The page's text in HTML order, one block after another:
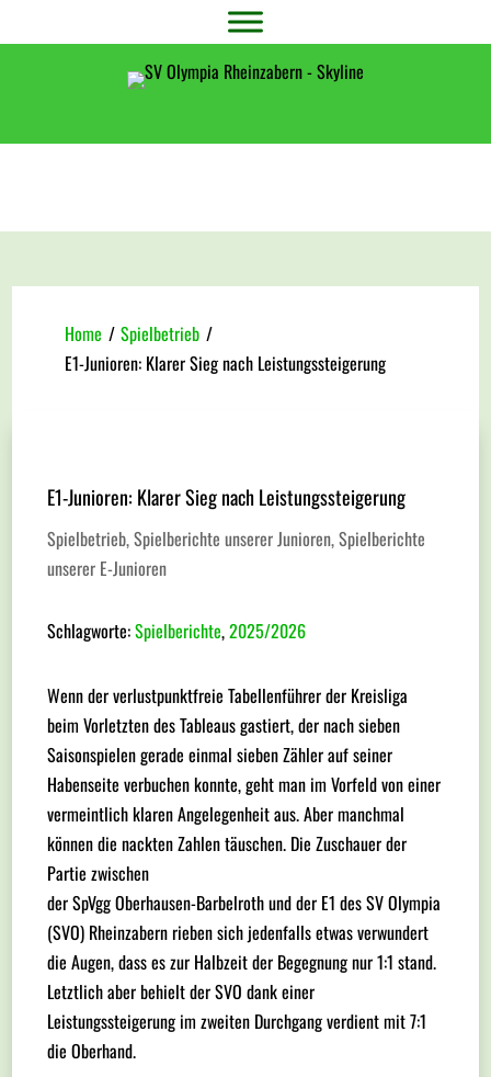
Home / Spielbetrieb /
E1-Junioren: Klarer Sieg nach Leistungssteigerung
E1-Junioren: Klarer Sieg nach Leistungssteigerung
Spielbetrieb,Spielberichte unserer Junioren,Spielberichte
unserer E-Junioren
Schlagworte:Spielberichte,2025/2026
Wenn der verlustpunktfreie Tabellenführer der Kreisliga
beim Vorletzten des Tableaus gastiert, der nach sieben
Saisonspielen gerade einmal sieben Zähler auf seiner
Habenseite verbuchen konnte, geht man im Vorfeld von einer
vermeintlich klaren Angelegenheit aus. Aber manchmal
können die nackten Zahlen täuschen. Die Zuschauer der
Partie zwischen
der SpVgg Oberhausen-Barbelroth und der E1 des SV Olympia
(SVO) Rheinzabern rieben sich jedenfalls etwas verwundert
die Augen, dass es zur Halbzeit der Begegnung nur 1:1 stand.
Letztlich aber behielt der SVO dank einer
Leistungssteigerung im zweiten Durchgang verdient mit 7:1
die Oberhand.